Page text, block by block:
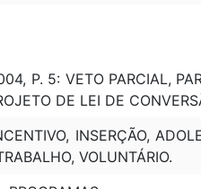
P. 5: VETO PARCIAL,
DE LEI DE
INSERÇÃO,
VOLUNTÁRIO.